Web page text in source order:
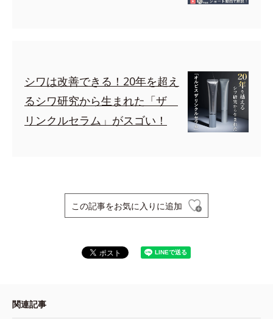
シワは改善できる！20年を超え
るシワ研究から生まれた「ザ
リンクルセラム」がスゴい！
この記事をお気に入りに追加
関連記事